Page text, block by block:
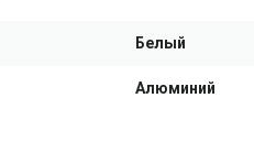
Белый
Алюминий